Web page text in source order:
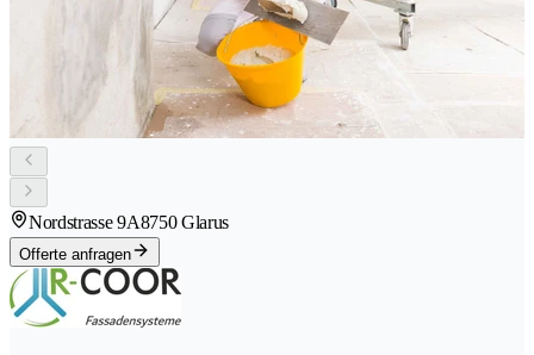
Nordstrasse 9A8750 Glarus
Offerte anfragen